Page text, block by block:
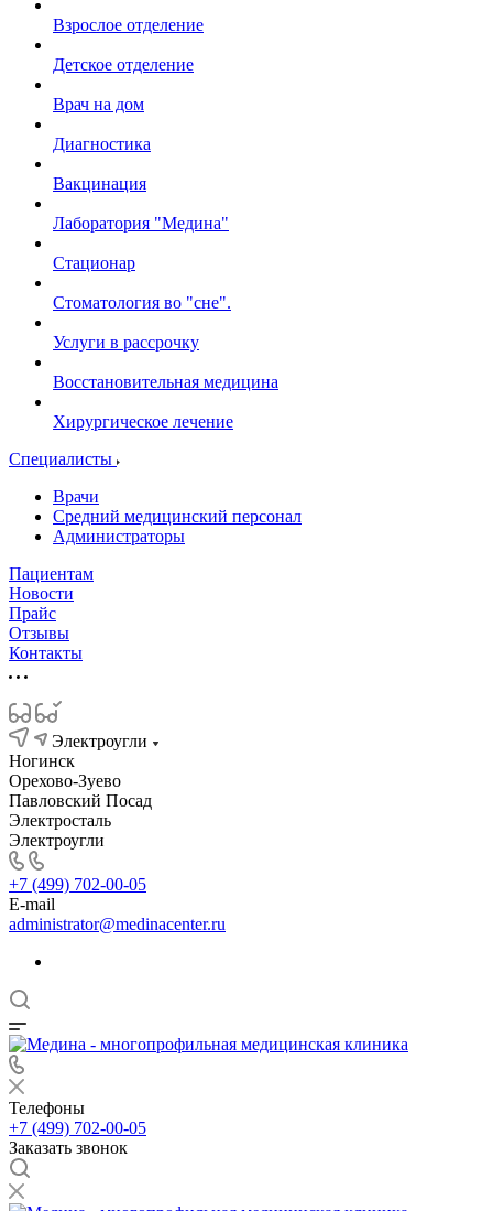
Взрослое отделение
Детское отделение
Врач на дом
Диагностика
Вакцинация
Лаборатория "Медина"
Стационар
Стоматология во "сне".
Услуги в рассрочку
Восстановительная медицина
Хирургическое лечение
Специалисты
Врачи
Средний медицинский персонал
Администраторы
Пациентам
Новости
Прайс
Отзывы
Контакты
Электроугли
Ногинск
Орехово-Зуево
Павловский Посад
Электросталь
Электроугли
+7 (499) 702-00-05
E-mail
administrator@medinacenter.ru
Телефоны
+7 (499) 702-00-05
Заказать звонок